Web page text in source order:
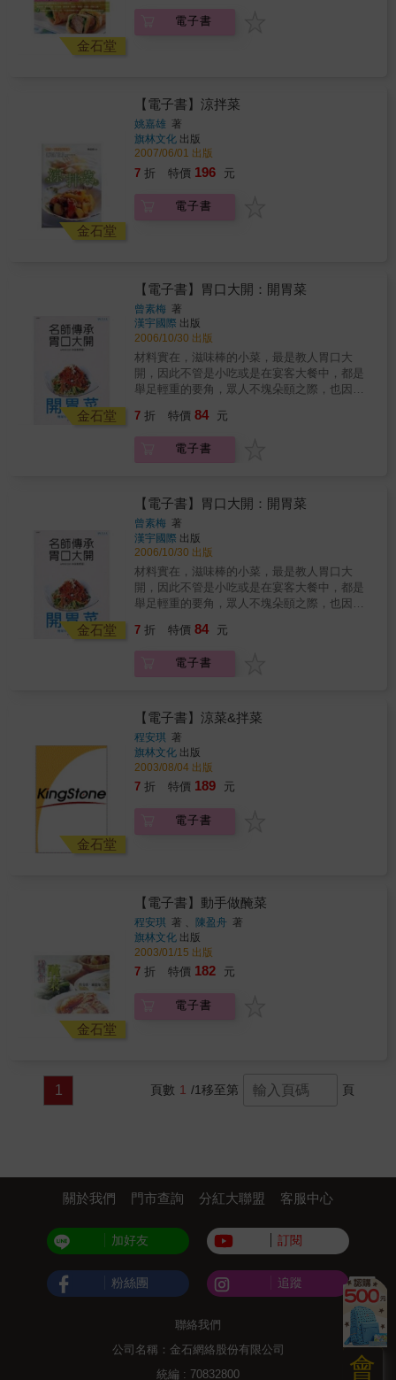
．鹽麴風味豬五花&rarr;豬五花潛艇堡、鹽麴豬
味蝦佐烤麵包片 & 【半調理讓你天天不流汗下
廚】 Winnie老師公開她的備餐流程，只要選定
半調理的食材當主菜，或佐搭麵飯、麵包
&hellip;等主食，週間菜色就有無限變化，即使
簡化下廚步驟、滋味卻很有水準的速簡料理
大量食材的人，配方煮法很多樣，不怕天天烹
金石堂
電子書
金石堂
【電子書】涼拌菜
姚嘉雄 著
旗林文化 出版
2007/06/01 出版
7 折 特價 196 元
電子書
金石堂
【電子書】胃口大開：開胃菜
曾素梅 著
漢宇國際 出版
2006/10/30 出版
材料實在，滋味棒的小菜，最是教人胃口大
開，因此不管是小吃或是在宴客大餐中，都是
舉足輕重的要角，眾人不塊朵頤之際，也因為
伴有著完美的演出。小菜的魅力來自於內容簡
雜的調理流程，也不用太多的添加調味，所費
指導原則便在於力求經濟實惠，但在口味，及
營養價牘值的烹調功力上可一點也不馬虎。相
信讀者大展身手之餘，看到家人好有吃得津津
有味的滿足模樣，一定會認同，做菜絕對是賞
心樂事喔！ & 中英文對照版本 & 小菜的魅力來
自於內容簡單而不失豐富，其特色首重純樸原
味，不須複雜的調理流程，也不用太多的添加
調味，所費不高卻能展現前所未有的獨特風
味。
7 折 特價 84 元
電子書
金石堂
【電子書】胃口大開：開胃菜
曾素梅 著
漢宇國際 出版
2006/10/30 出版
材料實在，滋味棒的小菜，最是教人胃口大
開，因此不管是小吃或是在宴客大餐中，都是
舉足輕重的要角，眾人不塊朵頤之際，也因為
伴有著完美的演出。小菜的魅力來自於內容簡
雜的調理流程，也不用太多的添加調味，所費
指導原則便在於力求經濟實惠，但在口味，及
營養價牘值的烹調功力上可一點也不馬虎。相
信讀者大展身手之餘，看到家人好有吃得津津
有味的滿足模樣，一定會認同，做菜絕對是賞
心樂事喔！ & 中英文對照版本 & 小菜的魅力來
自於內容簡單而不失豐富，其特色首重純樸原
調味，所費不高卻能展現前所未有的獨特風
7 折 特價 84 元
電子書
金石堂
【電子書】涼菜&拌菜
程安琪 著
旗林文化 出版
2003/08/04 出版
7 折 特價 189 元
電子書
金石堂
【電子書】動手做醃菜
程安琪 著 、 陳盈舟 著
旗林文化 出版
2003/01/15 出版
7 折 特價 182 元
電子書
1 頁數 1 /1移至第 頁
會
關於我們 門市查詢 分紅大聯盟 客服中心
加好友 訂閱
粉絲團 追蹤
聯絡我們
公司名稱：金石網絡股份有限公司
統編 : 70832800